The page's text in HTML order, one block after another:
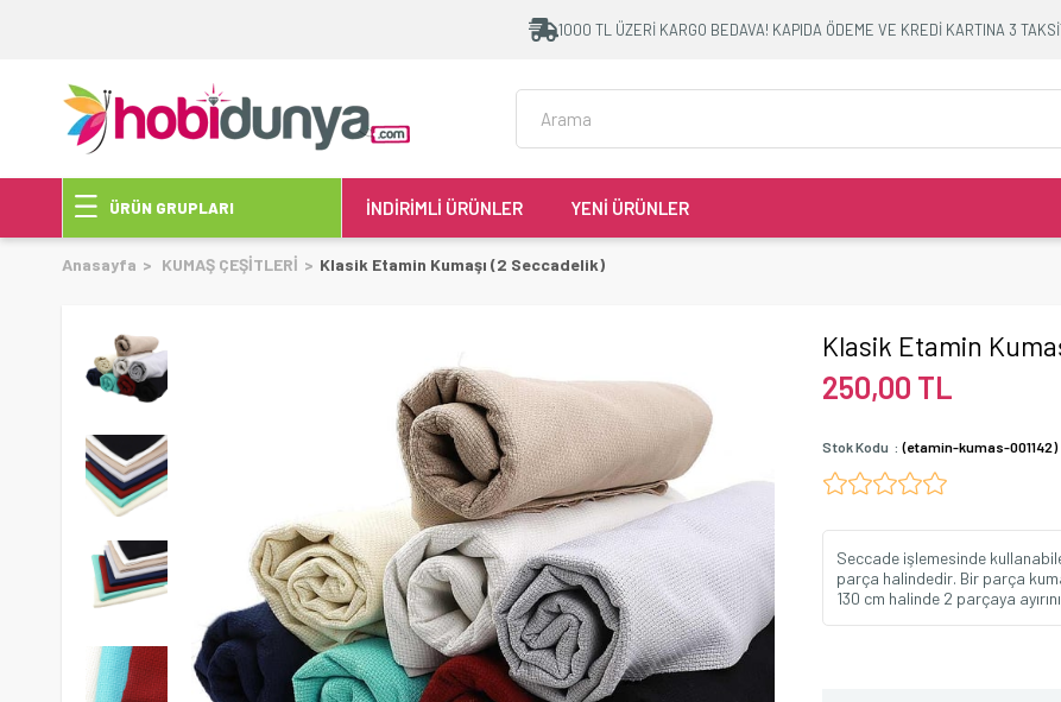
1000 TL ÜZERİ KARGO BEDAVA! KAPIDA ÖDEME VE KREDİ KARTINA 3
ÜRÜN GRUPLARI İNDİRİMLİ ÜRÜNLER YENİ ÜRÜNLER
Anasayfa KUMAŞ ÇEŞİTLERİ Klasik Etamin Kumaşı (2 Seccadelik)
Klasik Etamin
250,00 TL
Stok Kodu (etamin-kumas-001142)
Seccade işlemesinde
parça halindedir. Bir parça
130 cm halinde 2 parçaya